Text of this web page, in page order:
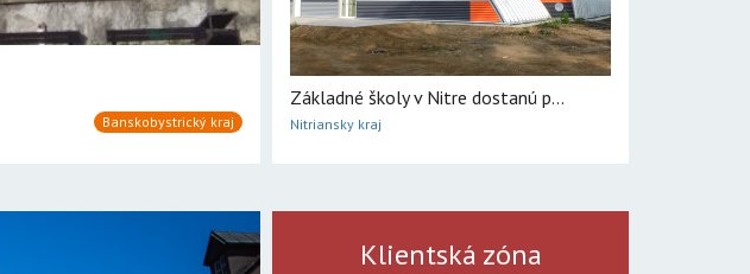
Banskobystrický kraj
Základné školy v Nitre dostanú p...
Nitriansky kraj
Klientská zóna